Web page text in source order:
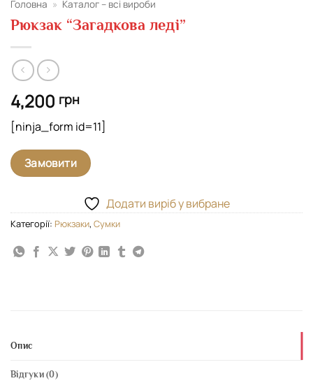
Головна » Каталог – всі вироби
Рюкзак “Загадкова леді”
4,200 грн
[ninja_form id=11]
Замовити
Додати виріб у вибране
Категорії: Рюкзаки, Сумки
Опис
Відгуки (0)